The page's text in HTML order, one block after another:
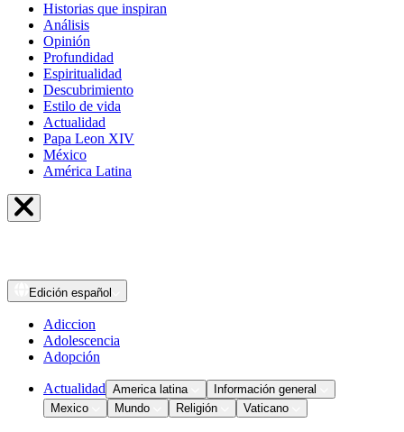
Historias que inspiran
Análisis
Opinión
Profundidad
Espiritualidad
Descubrimiento
Estilo de vida
Actualidad
Papa Leon XIV
México
América Latina
Edición español
Adiccion
Adolescencia
Adopción
Actualidad America latina
Información general
Mexico
Mundo Religión Vaticano